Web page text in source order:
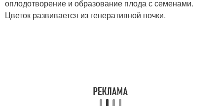
оплодотворение и образование плода с семенами.
Цветок развивается из генеративной почки.